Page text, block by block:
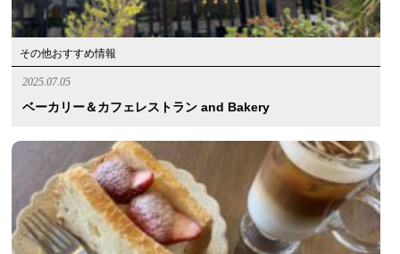
その他おすすめ情報
2025.07.05
ベーカリー＆カフェレストラン and Bakery